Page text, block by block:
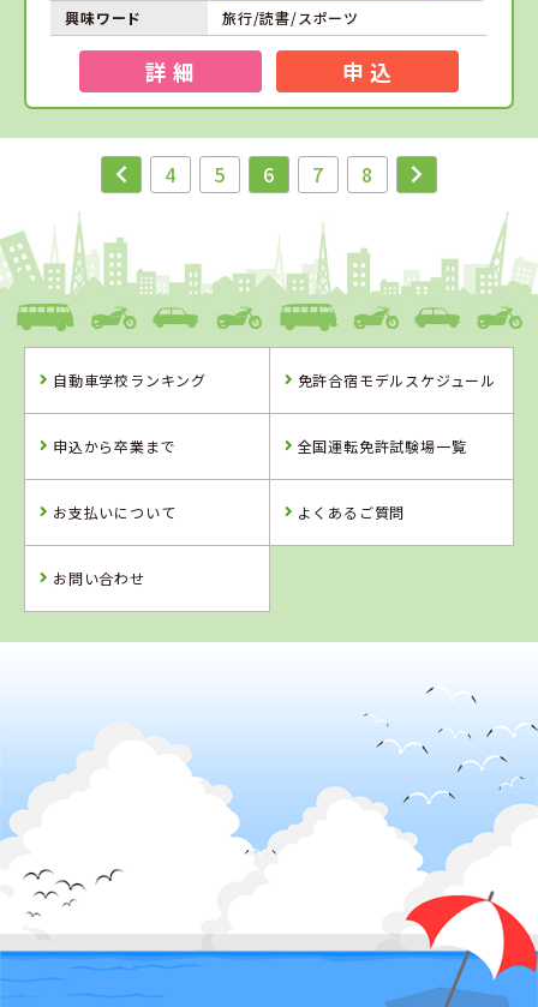
興味ワード
旅行/読書/スポーツ
詳 細 申 込
4 5 6 7 8
自動車学校ランキング 免許合宿モデルスケジュール
申込から卒業まで 全国運転免許試験場一覧
お支払いについて よくあるご質問
お問い合わせ